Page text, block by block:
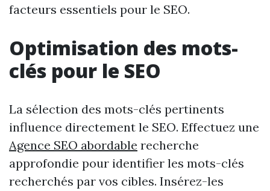
facteurs essentiels pour le SEO.
Optimisation des mots-
clés pour le SEO
La sélection des mots-clés pertinents
influence directement le SEO. Effectuez une
Agence SEO abordable recherche
approfondie pour identifier les mots-clés
recherchés par vos cibles. Insérez-les